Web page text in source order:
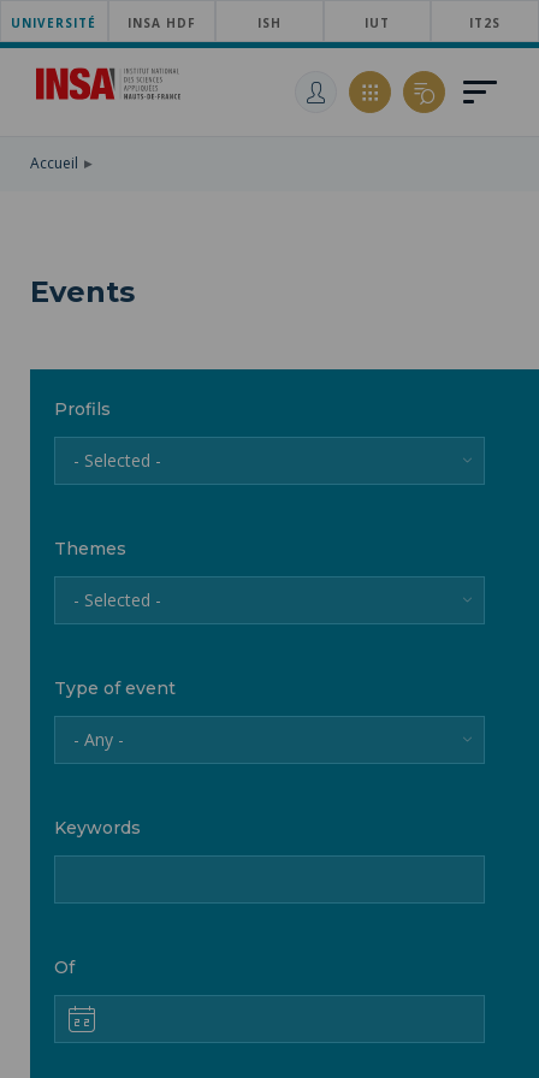
SKIP
TO
MAIN
NAVIGATION
SKIP
MAIN
SKIP
UNIVERSITÉ INSA HDF ISH IUT IT2S
Accueil
Events
Profils
- Selected -
Themes
- Selected -
Type of event
- Any -
Keywords
Of